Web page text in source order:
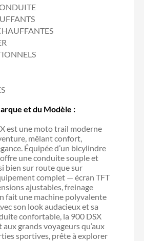
et du Modèle :
est une moto trail moderne
mêlant confort,
Équipée d’un bicylindre
offre une conduite souple et
bien sur route que sur
complet — écran TFT
ajustables, freinage
fait une machine polyvalente
son look audacieux et sa
confortable, la 900 DSX
aux grands voyageurs qu’aux
sportives, prête à explorer